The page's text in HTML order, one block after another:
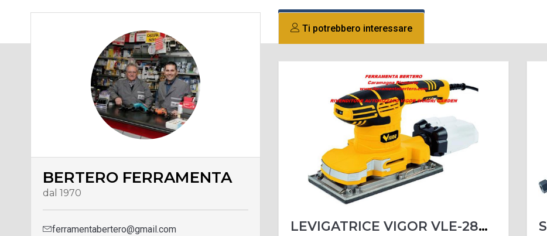
BERTERO FERRAMENTA
dal 1970
ferramentabertero@gmail.com
Ti potrebbero interessare
LEVIGATRICE VIGOR VLE-280E 115X230 300 WATT